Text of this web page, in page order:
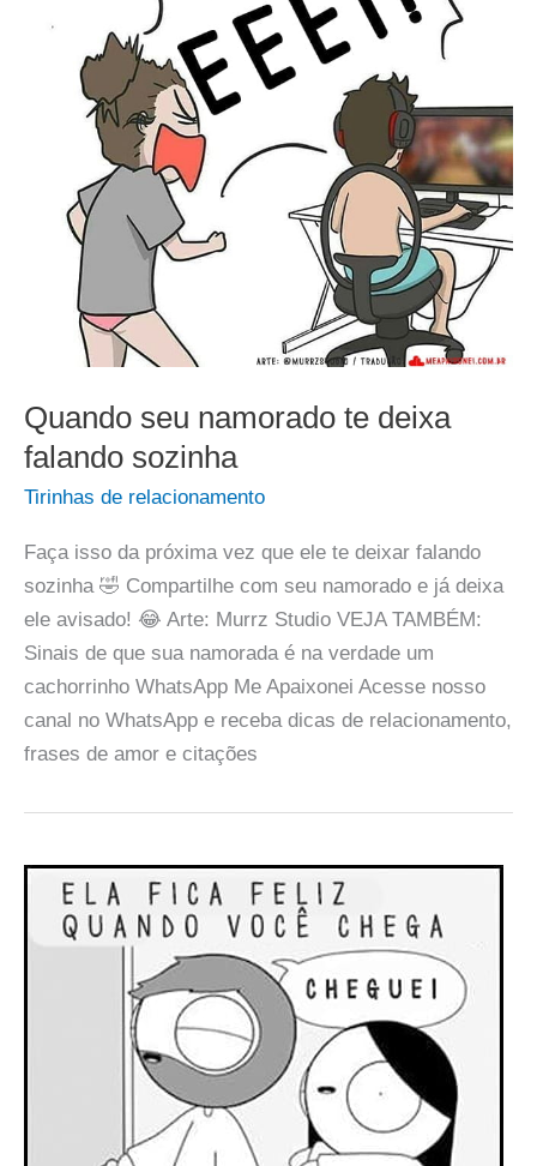
Quando seu namorado te deixa
falando sozinha
Tirinhas de relacionamento
Faça isso da próxima vez que ele te deixar falando
sozinha 🤣 Compartilhe com seu namorado e já deixa
ele avisado! 😂 Arte: Murrz Studio VEJA TAMBÉM:
Sinais de que sua namorada é na verdade um
cachorrinho WhatsApp Me Apaixonei Acesse nosso
canal no WhatsApp e receba dicas de relacionamento,
frases de amor e citações